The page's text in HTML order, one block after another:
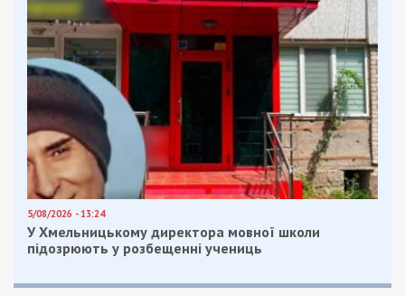
5/08/2026 - 13:24
У Хмельницькому директора мовної школи
підозрюють у розбещенні учениць